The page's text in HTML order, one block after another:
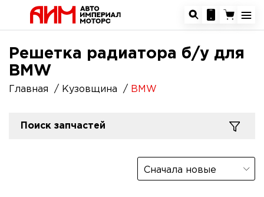
Решетка радиатора б/у для
BMW
Главная Кузовщина BMW
Поиск запчастей
Сначала новые